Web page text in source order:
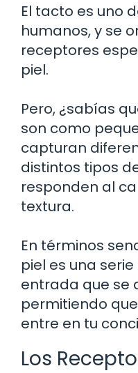
El tacto es uno
humanos, y se
receptores
piel.
Pero, ¿sabías
son como
capturan
distintos tipos
responden al
textura.
En términos
piel es una
entrada que se
permitiendo
entre en tu
Los